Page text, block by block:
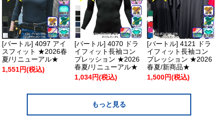
[バートル] 4097 アイ
スフィット ★2026春
夏/リニューアル★
1,551円(税込)
[バートル] 4070 ドラ
イフィット長袖コン
プレッション ★2026
春夏/リニューアル★
1,034円(税込)
[バートル] 4121 ドラ
イフィット長袖コン
プレッション ★2026
春夏/新商品★
1,500円(税込)
もっと見る